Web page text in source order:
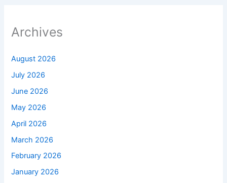
Archives
August 2026
July 2026
June 2026
May 2026
April 2026
March 2026
February 2026
January 2026